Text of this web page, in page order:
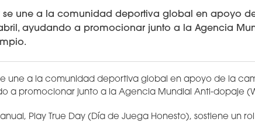
se une a la comunidad deportiva global en apoyo
ayudando a promocionar junto a la Agencia
une a la comunidad deportiva global en apoyo de la
a promocionar junto a la Agencia Mundial Anti-dopaje
Play True Day (Día de Juega Honesto), sostiene un